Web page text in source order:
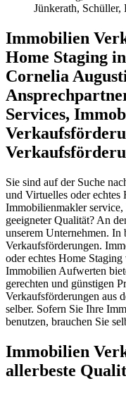
Jünkerath, Schüller,
Immobilien
Home Staging
Cornelia
Services,
Sie sind auf der Suche
und Virtuelles oder echtes
Immobilienmakler
geeigneter Qualität? An
unserem Unternehmen.
Verkaufsförderungen.
oder echtes Home
Immobilien Aufwerten
gerechten und günstigen
Verkaufsförderungen aus
selber. Sofern Sie Ihre
benutzen, brauchen Sie
Immobilien
allerbeste